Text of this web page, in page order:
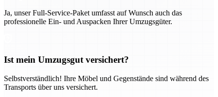
Ja, unser Full-Service-Paket umfasst auf Wunsch auch das
professionelle Ein- und Auspacken Ihrer Umzugsgüter.
Ist mein Umzugsgut versichert?
Selbstverständlich! Ihre Möbel und Gegenstände sind während des
Transports über uns versichert.